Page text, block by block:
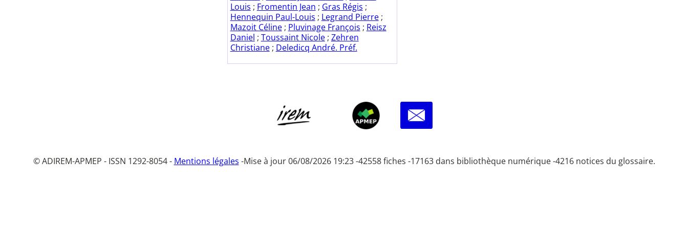
Louis ; Fromentin Jean ; Gras Régis ;
Hennequin Paul-Louis ; Legrand Pierre;
Mazoit Céline; Pluvinage François ; Reisz
Daniel ; Toussaint Nicole; Zehren
Christiane; Deledicq André. Préf.
© ADIREM-APMEP - ISSN 1292-8054 - Mentions légales -Mise à jour 06/08/2026 19:23 -42558 fiches -17163 dans bibliothèque numérique -4216 notices du glossaire.